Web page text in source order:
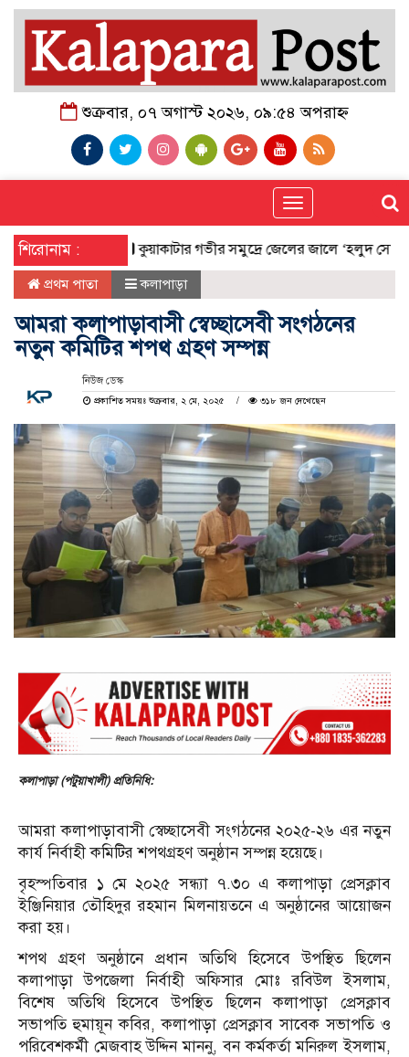
শুক্রবার, ০৭ অগাস্ট ২০২৬, ০৯:৫৪ অপরাহ্ন
Toggle
navigation
শিরোনাম : কুয়াকাটার গভীর সমুদ্রে জেলের জালে ‘হলুদ সোনালি
প্রথম পাতা কলাপাড়া
আমরা কলাপাড়াবাসী স্বেচ্ছাসেবী সংগঠনের
নতুন কমিটির শপথ গ্রহণ সম্পন্ন
নিউজ ডেস্ক
প্রকাশিত সময়ঃ শুক্রবার, ২ মে, ২০২৫
৩১৮ জন দেখেছেন
কলাপাড়া (পটুয়াখালী) প্রতিনিধি:
আমরা কলাপাড়াবাসী স্বেচ্ছাসেবী সংগঠনের ২০২৫-২৬ এর নতুন
কার্য নির্বাহী কমিটির শপথগ্রহণ অনুষ্ঠান সম্পন্ন হয়েছে।
বৃহস্পতিবার ১ মে ২০২৫ সন্ধ্যা ৭.৩০ এ কলাপাড়া প্রেসক্লাব
ইঞ্জিনিয়ার তৌহিদুর রহমান মিলনায়তনে এ অনুষ্ঠানের আয়োজন
করা হয়।
শপথ গ্রহণ অনুষ্ঠানে প্রধান অতিথি হিসেবে উপস্থিত ছিলেন
কলাপাড়া উপজেলা নির্বাহী অফিসার মোঃ রবিউল ইসলাম,
বিশেষ অতিথি হিসেবে উপস্থিত ছিলেন কলাপাড়া প্রেসক্লাব
সভাপতি হুমায়ূন কবির, কলাপাড়া প্রেসক্লাব সাবেক সভাপতি ও
পরিবেশকর্মী মেজবাহ উদ্দিন মাননু, বন কর্মকর্তা মনিরুল ইসলাম,